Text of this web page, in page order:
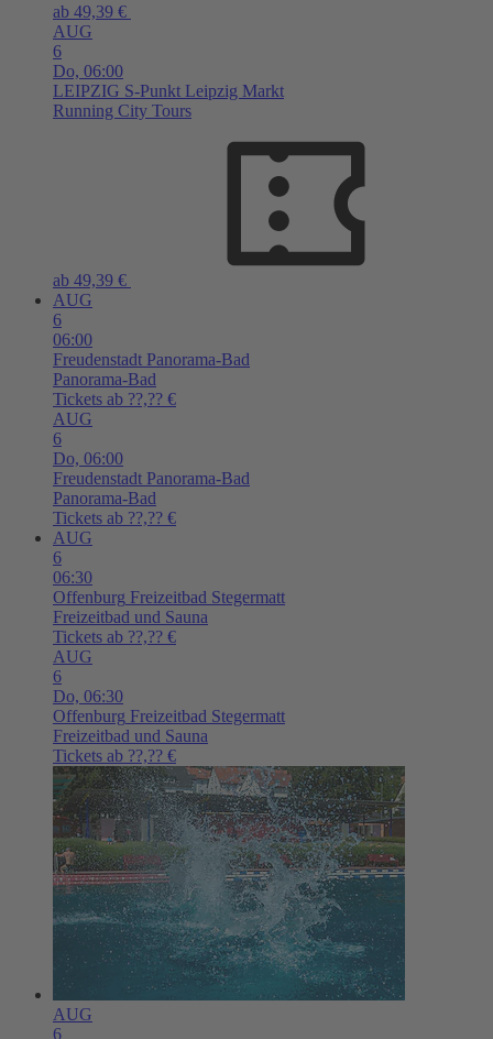
ab 49,39 €
AUG
6
Do, 06:00
LEIPZIG S-Punkt Leipzig Markt
Running City Tours
ab 49,39 €
AUG
6
06:00
Freudenstadt Panorama-Bad
Panorama-Bad
Tickets ab ??,?? €
AUG
6
Do, 06:00
Freudenstadt Panorama-Bad
Panorama-Bad
Tickets ab ??,?? €
AUG
6
06:30
Offenburg Freizeitbad Stegermatt
Freizeitbad und Sauna
Tickets ab ??,?? €
AUG
6
Do, 06:30
Offenburg Freizeitbad Stegermatt
Freizeitbad und Sauna
Tickets ab ??,?? €
AUG
6